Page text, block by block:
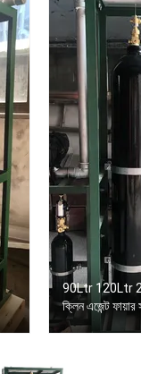
90Ltr 120Ltr
ক্লিন এজেন্ট